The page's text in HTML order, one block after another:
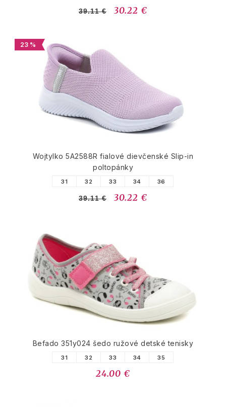
39.11 € 30.22 €
23 %
Wojtylko 5A2588R fialové dievčenské Slip-in
poltopánky
31 32 33 34 36
39.11 € 30.22 €
Befado 351y024 šedo ružové detské tenisky
31 32 33 34 35
24.00 €